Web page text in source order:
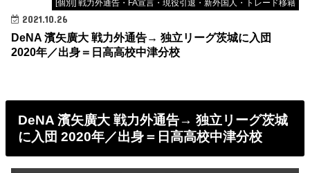
[個別] 戦力外通告・FA宣言・現役引退・新外国人・トレード移籍
2021.10.26
DeNA 濱矢廣大 戦力外通告→ 独立リーグ茨城に入団
2020年／出身＝日高高校中津分校
DeNA 濱矢廣大 戦力外通告→ 独立リーグ茨城
に入団 2020年／出身＝日高高校中津分校